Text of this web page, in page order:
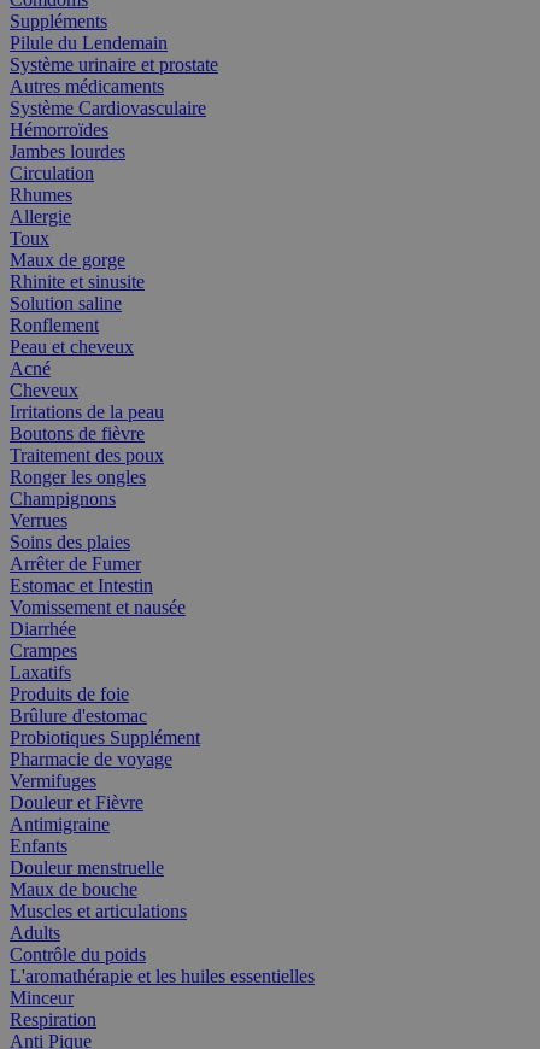
Suppléments
Pilule du Lendemain
Système urinaire et prostate
Autres médicaments
Système Cardiovasculaire
Hémorroïdes
Jambes lourdes
Circulation
Rhumes
Allergie
Toux
Maux de gorge
Rhinite et sinusite
Solution saline
Ronflement
Peau et cheveux
Acné
Cheveux
Irritations de la peau
Boutons de fièvre
Traitement des poux
Ronger les ongles
Champignons
Verrues
Soins des plaies
Arrêter de Fumer
Estomac et Intestin
Vomissement et nausée
Diarrhée
Crampes
Laxatifs
Produits de foie
Brûlure d'estomac
Probiotiques Supplément
Pharmacie de voyage
Vermifuges
Douleur et Fièvre
Antimigraine
Enfants
Douleur menstruelle
Maux de bouche
Muscles et articulations
Adults
Contrôle du poids
L'aromathérapie et les huiles essentielles
Minceur
Respiration
Anti Pique